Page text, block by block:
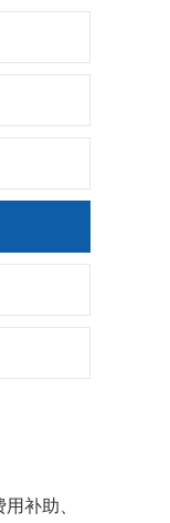
补助、